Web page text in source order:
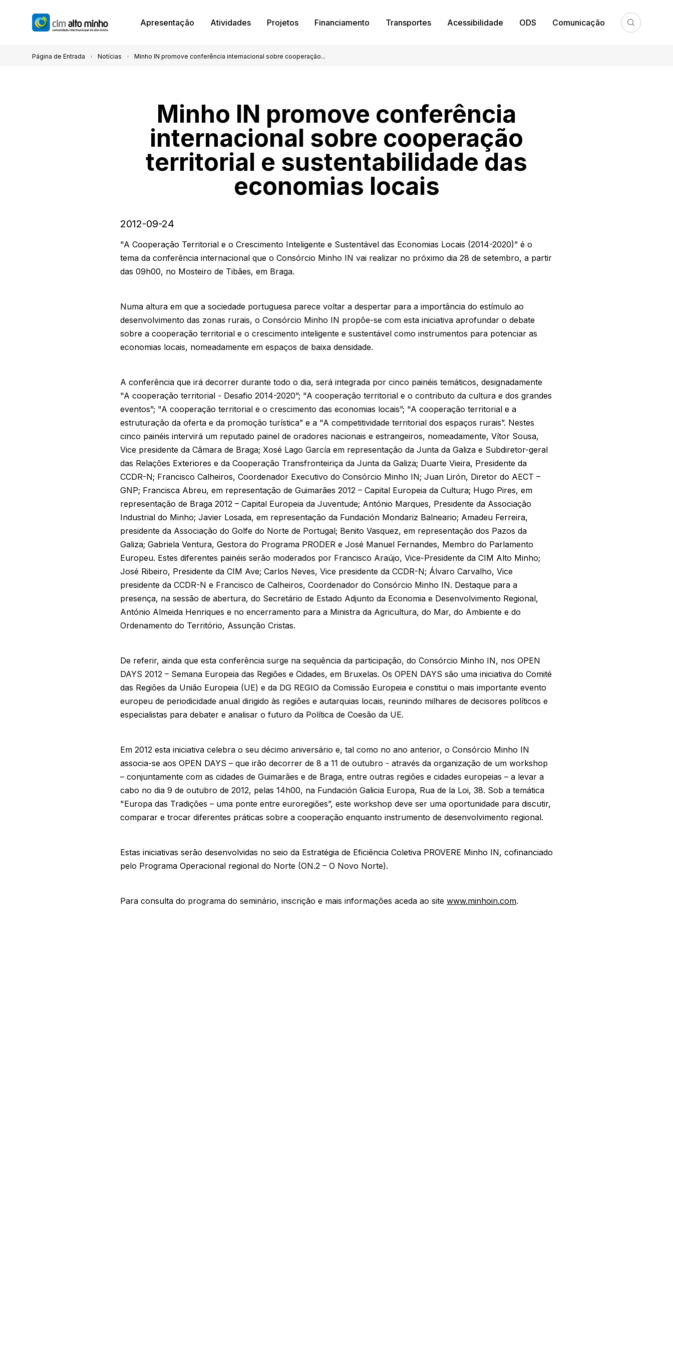
Apresentação Atividades Projetos Financiamento Transportes Acessibilidade ODS Comunicação
Página de Entrada Notícias Minho IN promove conferência internacional sobre cooperação...
Minho IN promove conferência
internacional sobre cooperação
territorial e sustentabilidade das
economias locais
2012-09-24
"A Cooperação Territorial e o Crescimento Inteligente e Sustentável das Economias Locais (2014-2020)” é o
tema da conferência internacional que o Consórcio Minho IN vai realizar no próximo dia 28 de setembro, a partir
das 09h00, no Mosteiro de Tibães, em Braga.
Numa altura em que a sociedade portuguesa parece voltar a despertar para a importância do estímulo ao
desenvolvimento das zonas rurais, o Consórcio Minho IN propõe-se com esta iniciativa aprofundar o debate
sobre a cooperação territorial e o crescimento inteligente e sustentável como instrumentos para potenciar as
economias locais, nomeadamente em espaços de baixa densidade.
A conferência que irá decorrer durante todo o dia, será integrada por cinco painéis temáticos, designadamente
"A cooperação territorial - Desafio 2014-2020”; "A cooperação territorial e o contributo da cultura e dos grandes
eventos”; "A cooperação territorial e o crescimento das economias locais”; "A cooperação territorial e a
estruturação da oferta e da promoção turística” e a "A competitividade territorial dos espaços rurais”. Nestes
cinco painéis intervirá um reputado painel de oradores nacionais e estrangeiros, nomeadamente, Vítor Sousa,
Vice presidente da Câmara de Braga; Xosé Lago García em representação da Junta da Galiza e Subdiretor-geral
das Relações Exteriores e da Cooperação Transfronteiriça da Junta da Galiza; Duarte Vieira, Presidente da
CCDR-N; Francisco Calheiros, Coordenador Executivo do Consórcio Minho IN; Juan Lirón, Diretor do AECT –
GNP; Francisca Abreu, em representação de Guimarães 2012 – Capital Europeia da Cultura; Hugo Pires, em
representação de Braga 2012 – Capital Europeia da Juventude; António Marques, Presidente da Associação
Industrial do Minho; Javier Losada, em representação da Fundación Mondariz Balneario; Amadeu Ferreira,
presidente da Associação do Golfe do Norte de Portugal; Benito Vasquez, em representação dos Pazos da
Galiza; Gabriela Ventura, Gestora do Programa PRODER e José Manuel Fernandes, Membro do Parlamento
Europeu. Estes diferentes painéis serão moderados por Francisco Araújo, Vice-Presidente da CIM Alto Minho;
José Ribeiro, Presidente da CIM Ave; Carlos Neves, Vice presidente da CCDR-N; Álvaro Carvalho, Vice
presidente da CCDR-N e Francisco de Calheiros, Coordenador do Consórcio Minho IN. Destaque para a
presença, na sessão de abertura, do Secretário de Estado Adjunto da Economia e Desenvolvimento Regional,
António Almeida Henriques e no encerramento para a Ministra da Agricultura, do Mar, do Ambiente e do
Ordenamento do Território, Assunção Cristas.
De referir, ainda que esta conferência surge na sequência da participação, do Consórcio Minho IN, nos OPEN
DAYS 2012 – Semana Europeia das Regiões e Cidades, em Bruxelas. Os OPEN DAYS são uma iniciativa do Comité
das Regiões da União Europeia (UE) e da DG REGIO da Comissão Europeia e constitui o mais importante evento
europeu de periodicidade anual dirigido às regiões e autarquias locais, reunindo milhares de decisores políticos e
especialistas para debater e analisar o futuro da Política de Coesão da UE.
Em 2012 esta iniciativa celebra o seu décimo aniversário e, tal como no ano anterior, o Consórcio Minho IN
associa-se aos OPEN DAYS – que irão decorrer de 8 a 11 de outubro - através da organização de um workshop
– conjuntamente com as cidades de Guimarães e de Braga, entre outras regiões e cidades europeias – a levar a
cabo no dia 9 de outubro de 2012, pelas 14h00, na Fundación Galicia Europa, Rua de la Loi, 38. Sob a temática
"Europa das Tradições – uma ponte entre euroregiões”, este workshop deve ser uma oportunidade para discutir,
comparar e trocar diferentes práticas sobre a cooperação enquanto instrumento de desenvolvimento regional.
Estas iniciativas serão desenvolvidas no seio da Estratégia de Eficiência Coletiva PROVERE Minho IN, cofinanciado
pelo Programa Operacional regional do Norte (ON.2 – O Novo Norte).
Para consulta do programa do seminário, inscrição e mais informações aceda ao site www.minhoin.com.